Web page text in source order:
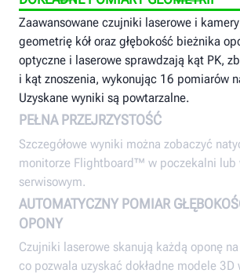
Zaawansowane czujniki laserowe i
geometrię kół oraz głębokość bieżnika
optyczne i laserowe sprawdzają kąt PK,
i kąt znoszenia, wykonując 16 pomiarów
Uzyskane wyniki są powtarzalne.
PEŁNA PRZEJRZYSTOŚĆ
Szczegółowe wyniki można zobaczyć
monitorze Flightboard™ w poczekalni lub
serwisowym.
AUTOMATYCZNY POMIAR
OPONY
Czujniki laserowe skanują każdą oponę
co pozwala uzyskać dokładne modele 3D